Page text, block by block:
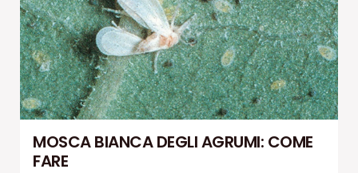
MOSCA BIANCA DEGLI AGRUMI: COME
FARE